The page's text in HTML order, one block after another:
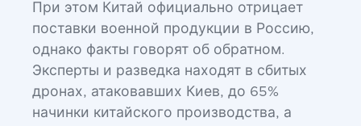
При этом Китай официально отрицает
поставки военной продукции в Россию,
однако факты говорят об обратном.
Эксперты и разведка находят в сбитых
дронах, атаковавших Киев, до 65%
начинки китайского производства, а